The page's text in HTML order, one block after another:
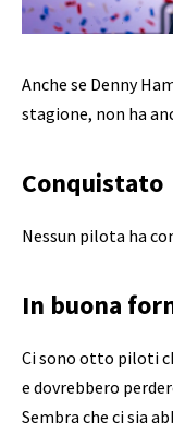
Anche se Denny
stagione, non ha
Conquistato
Nessun pilota ha
In buona
Ci sono otto piloti
e dovrebbero
Sembra che ci sia